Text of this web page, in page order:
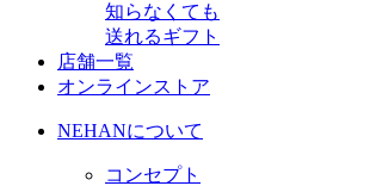
知らなくても
送れるギフト
店舗一覧
オンラインストア
NEHANについて
コンセプト